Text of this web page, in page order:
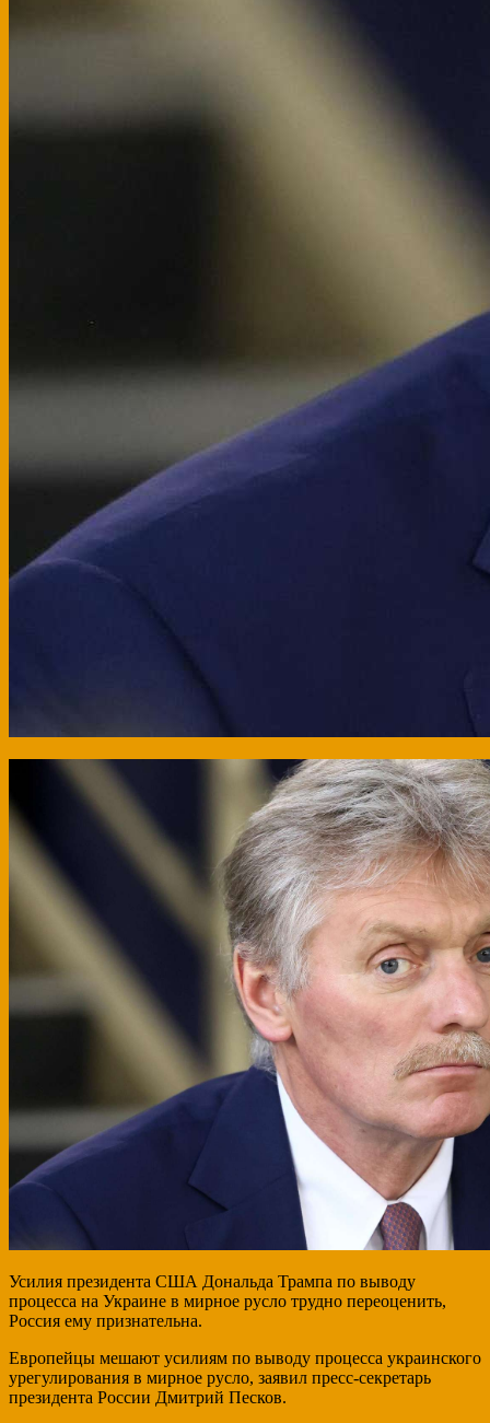
Усилия президента США Дональда Трампа по выводу
процесса на Украине в мирное русло трудно переоценить,
Россия ему признательна.
Европейцы мешают усилиям по выводу процесса украинского
урегулирования в мирное русло, заявил пресс-секретарь
президента России Дмитрий Песков.